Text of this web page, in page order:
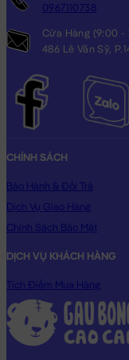
0967110738
Cửa Hàng (9:00 -
486 Lê Văn Sỹ,
CHÍNH SÁCH
Bảo Hành & Đổi Trả
Dịch Vụ Giao Hàng
Chính Sách Bảo Mật
DỊCH VỤ KHÁCH HÀNG
Tích Điểm Mua Hàng